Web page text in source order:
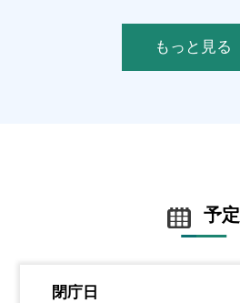
もっと見る
予定
閉庁日